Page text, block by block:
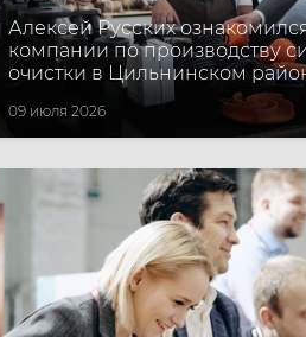
Алексей Русских
компании по производству
очистки в Цильнинском
09 июля 2026